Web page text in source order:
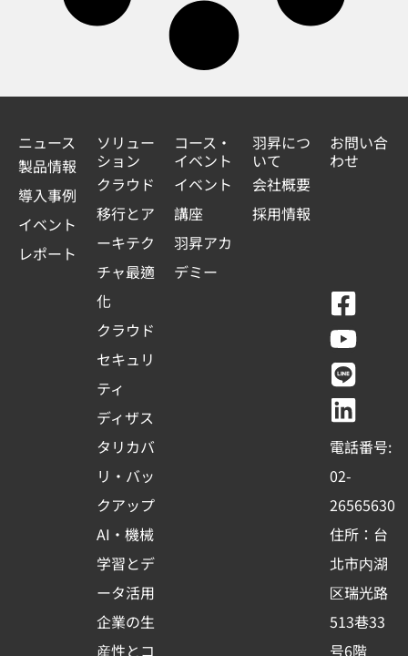
ニュース
製品情報
導入事例
イベント
レポート
ソリュー
ション
クラウド
移行とア
ーキテク
チャ最適
化
クラウド
セキュリ
ティ
ディザス
タリカバ
リ・バッ
クアップ
AI・機械
学習とデ
ータ活用
企業の生
産性とコ
コース・
イベント
イベント
講座
羽昇アカ
デミー
羽昇につ
いて
会社概要
採用情報
お問い合
わせ
F
a
c
e
b
o
o
k
-
s
q
u
a
Y
o
u
t
u
b
e
L
i
n
e
L
i
n
k
e
d
i
n
電話番号:
02-
26565630
住所：台
北市内湖
区瑞光路
513巷33
号6階